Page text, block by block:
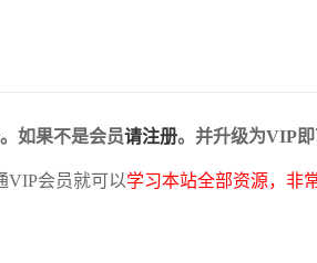
。如果不是会员请注册。并升级为VIP
VIP会员就可以学习本站全部资源，非